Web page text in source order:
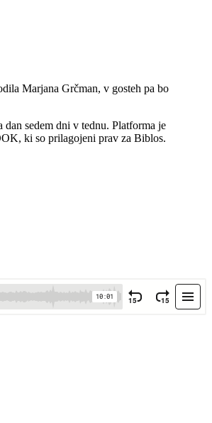
Marjana Grčman, v gosteh pa bo
sedem dni v tednu. Platforma je
ki so prilagojeni prav za Biblos.